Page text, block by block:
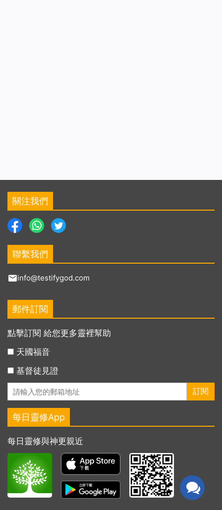
關注我們
聯繫我們
info@testifygod.com
郵件訂閱
點擊訂閱 給您更多靈裡幫助
天國福音
基督徒見證
每日靈修App
每日靈修與神更親近